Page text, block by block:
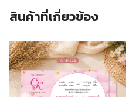
สินค้าที่เกี่ยวข้อง